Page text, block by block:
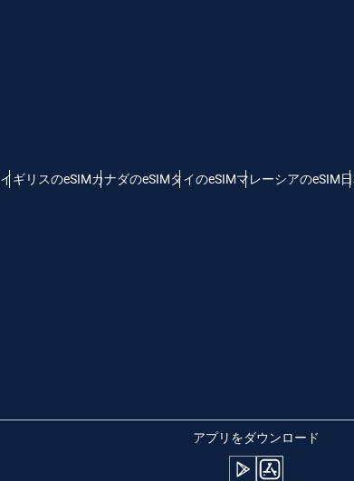
イギリスのeSIMカナダのeSIMタイのeSIMマレーシアのeSIM
アプリをダウンロード